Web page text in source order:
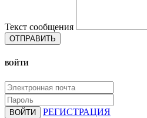
Текст сообщения
ОТПРАВИТЬ
ВОЙТИ
ВОЙТИ
РЕГИСТРАЦИЯ